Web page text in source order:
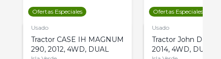
Ofertas Especiales
Usado
Tractor CASE IH MAGNUM
290, 2012, 4WD, DUAL
Ofertas Especiales
Usado
Tractor John Deere
2014, 4WD, DUAL